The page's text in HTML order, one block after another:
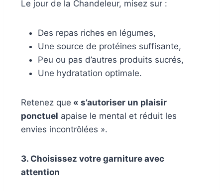
Le jour de la Chandeleur, misez sur :
Des repas riches en légumes,
Une source de protéines suffisante,
Peu ou pas d’autres produits sucrés,
Une hydratation optimale.
Retenez que « s’autoriser un plaisir
ponctuel apaise le mental et réduit les
envies incontrôlées ».
3. Choisissez votre garniture avec
attention